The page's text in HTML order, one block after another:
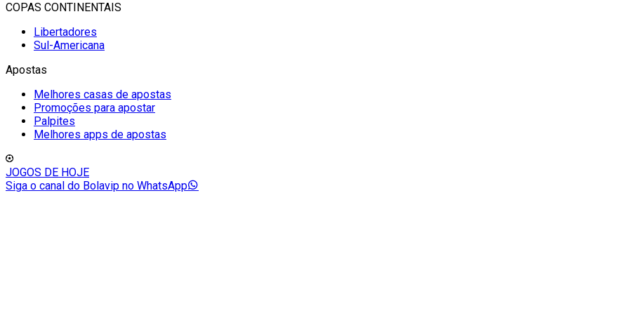
COPAS CONTINENTAIS
Libertadores
Sul-Americana
Apostas
Melhores casas de apostas
Promoções para apostar
Palpites
Melhores apps de apostas
JOGOS DE HOJE
Siga o canal do Bolavip no WhatsApp